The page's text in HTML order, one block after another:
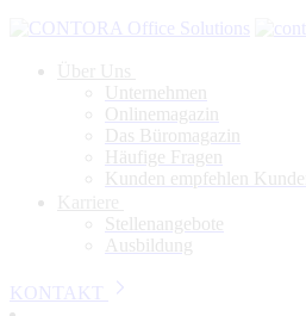
Unternehmen
Onlinemagazin
Das Büromagazin
Häufige Fragen
Kunden empfehlen Kunden
Stellenangebote
Ausbildung
KONTAKT